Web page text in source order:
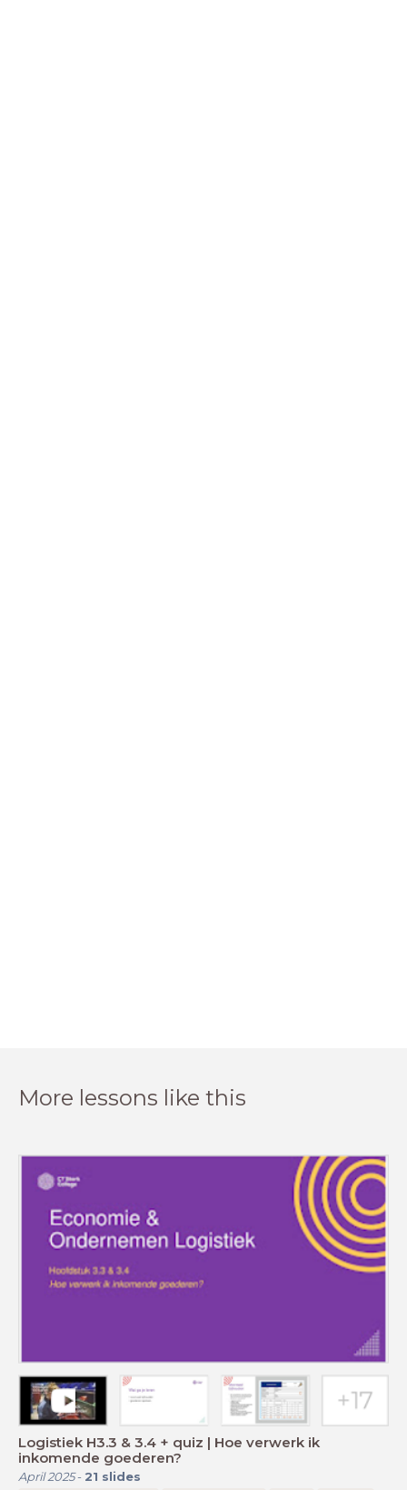
More lessons like this
Logistiek H3.3 & 3.4 + quiz | Hoe verwerk ik
inkomende goederen?
April 2025- 21 slides